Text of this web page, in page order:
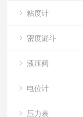
粘度计
密度漏斗
液压阀
电位计
压力表